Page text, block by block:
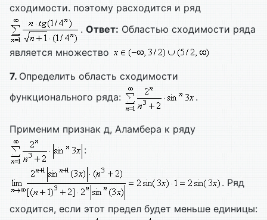
сходимости. поэтому расходится и ряд
. Ответ: Областью сходимости ряда
является множество
7. Определить область сходимости
функционального ряда:
.
Применим признак д, Аламбера к ряду
:
. Ряд
сходится, если этот предел будет меньше единицы: